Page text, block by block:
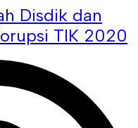
Disdik dan
TIK 2020